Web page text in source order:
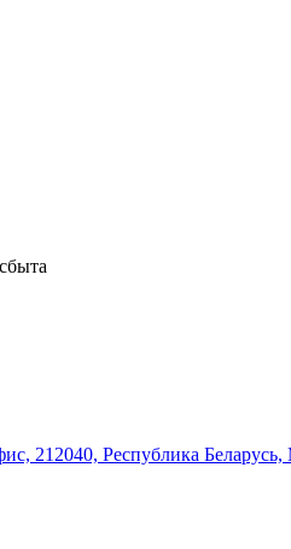
212040, Республика Беларусь,